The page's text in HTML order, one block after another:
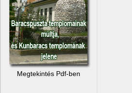
Megtekintés Pdf-ben